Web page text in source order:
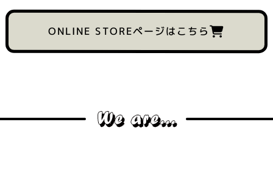
ONLINE STOREページはこちら